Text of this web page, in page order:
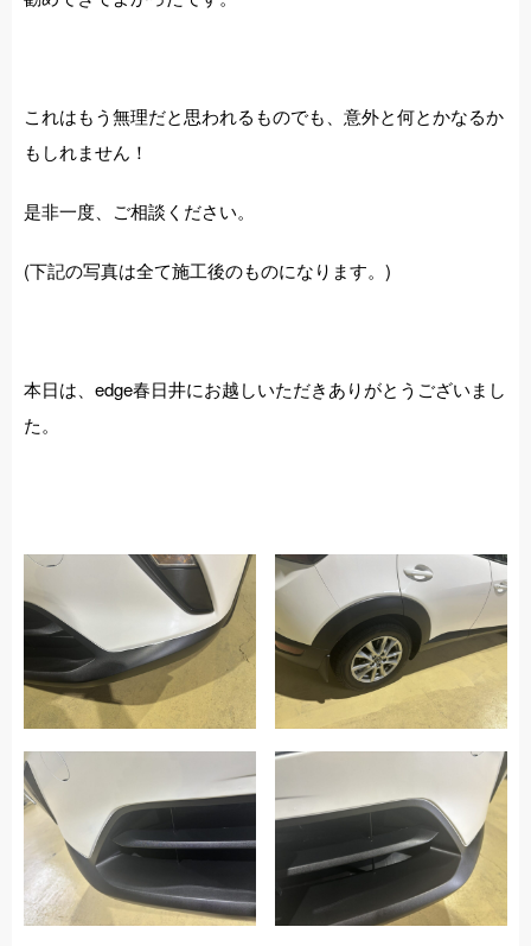
これはもう無理だと思われるものでも、意外と何とかなるか
もしれません！
是非一度、ご相談ください。
(下記の写真は全て施工後のものになります。)
本日は、edge春日井にお越しいただきありがとうございまし
た。